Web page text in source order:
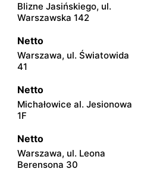
Blizne Jasińskiego, ul.
Warszawska 142
Netto
Warszawa, ul. Światowida
41
Netto
Michałowice al. Jesionowa
1F
Netto
Warszawa, ul. Leona
Berensona 30